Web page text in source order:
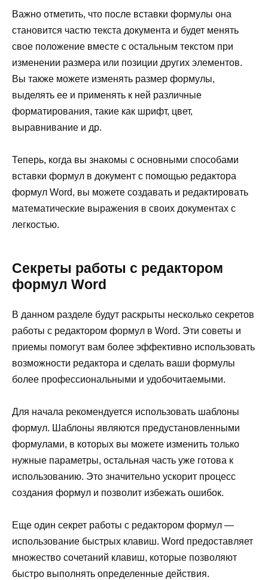
Важно отметить, что после вставки формулы она
становится частю текста документа и будет менять
свое положение вместе с остальным текстом при
изменении размера или позиции других элементов.
Вы также можете изменять размер формулы,
выделять ее и применять к ней различные
форматирования, такие как шрифт, цвет,
выравнивание и др.
Теперь, когда вы знакомы с основными способами
вставки формул в документ с помощью редактора
формул Word, вы можете создавать и редактировать
математические выражения в своих документах с
легкостью.
Секреты работы с редактором
формул Word
В данном разделе будут раскрыты несколько секретов
работы с редактором формул в Word. Эти советы и
приемы помогут вам более эффективно использовать
возможности редактора и сделать ваши формулы
более профессиональными и удобочитаемыми.
Для начала рекомендуется использовать шаблоны
формул. Шаблоны являются предустановленными
формулами, в которых вы можете изменить только
нужные параметры, остальная часть уже готова к
использованию. Это значительно ускорит процесс
создания формул и позволит избежать ошибок.
Еще один секрет работы с редактором формул —
использование быстрых клавиш. Word предоставляет
множество сочетаний клавиш, которые позволяют
быстро выполнять определенные действия.